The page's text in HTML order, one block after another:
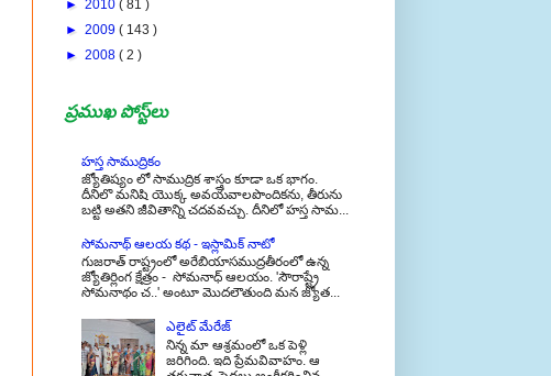
► 2010 ( 81 )
► 2009 ( 143 )
► 2008 ( 2 )
ప్రముఖ పోస్ట్‌లు
హస్త సాముద్రికం
జ్యోతిష్యం లో సాముద్రిక శాస్త్రం కూడా ఒక భాగం.
దీనిలొ మనిషి యొక్క అవయవాలపొందికను, తీరును
బట్టి అతని జీవితాన్ని చదవవచ్చు. దీనిలో హస్త సామ...
సోమనాథ్ ఆలయ కథ - ఇస్లామిక్ నాటో
గుజరాత్ రాష్ట్రంలో అరేబియాసముద్రతీరంలో ఉన్న
జ్యోతిర్లింగ క్షేత్రం - సోమనాధ్ ఆలయం. 'సౌరాష్ట్రే
సోమనాథం చ..' అంటూ మొదలౌతుంది మన జ్యోత...
ఎలైట్ మేరేజ్
నిన్న మా ఆశ్రమంలో ఒక పెళ్లి
జరిగింది. ఇది ప్రేమవివాహం. ఆ